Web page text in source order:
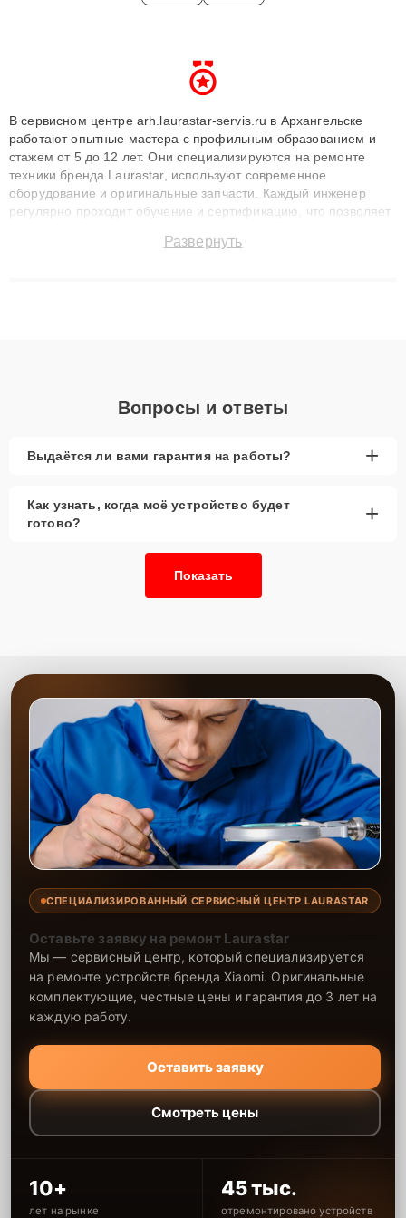
В сервисном центре arh.laurastar-servis.ru в Архангельске
работают опытные мастера с профильным образованием и
стажем от 5 до 12 лет. Они специализируются на ремонте
техники бренда Laurastar, используют современное
оборудование и оригинальные запчасти. Каждый инженер
регулярно проходит обучение и сертификацию, что позволяет
технику с сохранением гарантии до 3 лет. Наши мастера
Развернуть
Вопросы и ответы
Выдаётся ли вами гарантия на работы? +
Как узнать, когда моё устройство будет
готово?
+
Показать
СПЕЦИАЛИЗИРОВАННЫЙ СЕРВИСНЫЙ ЦЕНТР LAURASTAR
Оставьте заявку на ремонт Laurastar
Мы — сервисный центр, который специализируется
на ремонте устройств бренда Xiaomi. Оригинальные
комплектующие, честные цены и гарантия до 3 лет на
каждую работу.
Оставить заявку
Смотреть цены
10+
лет на рынке
45 тыс.
отремонтировано устройств